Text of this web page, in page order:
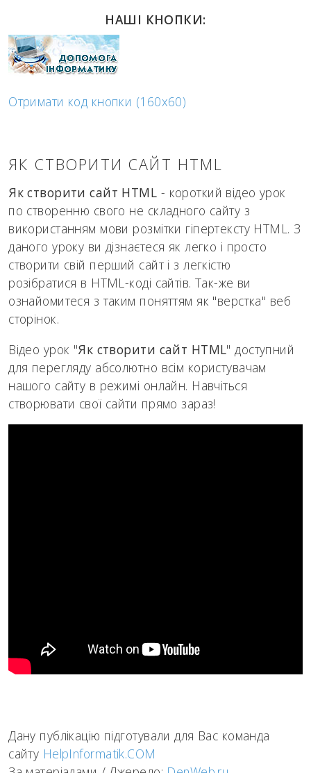
НАШІ КНОПКИ:
Отримати код кнопки (160x60)
ЯК СТВОРИТИ САЙТ HTML
Як створити сайт HTML - короткий відео урок
по створенню свого не складного сайту з
використанням мови розмітки гіпертексту HTML. З
даного уроку ви дізнаєтеся як легко і просто
створити свій перший сайт і з легкістю
розібратися в HTML-коді сайтів. Так-же ви
ознайомитеся з таким поняттям як "верстка" веб
сторінок.
Відео урок "Як створити сайт HTML" доступний
для перегляду абсолютно всім користувачам
нашого сайту в режимі онлайн. Навчіться
створювати свої сайти прямо зараз!
Дану публікацію підготували для Вас команда
сайту HelpInformatik.COM